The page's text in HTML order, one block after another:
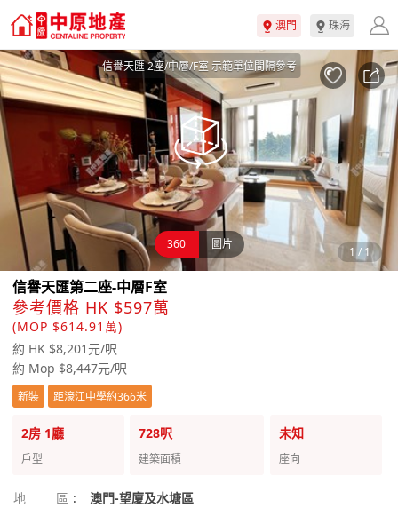
澳門 珠海
信譽天匯 2座/中層/F室 示範單位間隔參考
1/ 1
360 圖片
信譽天匯第二座-中層F室
參考價格 HK $597萬
(MOP $614.91萬)
約 HK $8,201元/呎
約 Mop $8,447元/呎
新裝 距濠江中學約366米
2房 1廳
戶型
728呎
建築面積
未知
座向
地區 :
澳門-望廈及水塘區